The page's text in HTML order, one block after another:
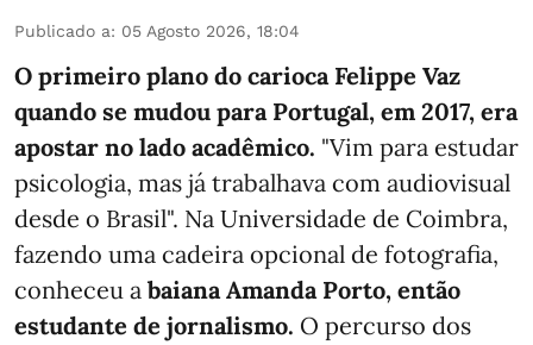
Publicado a: 05 Agosto 2026, 18:04
O primeiro plano do carioca Felippe Vaz
quando se mudou para Portugal, em 2017, era
apostar no lado acadêmico. "Vim para estudar
psicologia, mas já trabalhava com audiovisual
desde o Brasil". Na Universidade de Coimbra,
fazendo uma cadeira opcional de fotografia,
conheceu a baiana Amanda Porto, então
estudante de jornalismo. O percurso dos